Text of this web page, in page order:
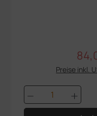
Preise inkl.
Produkt